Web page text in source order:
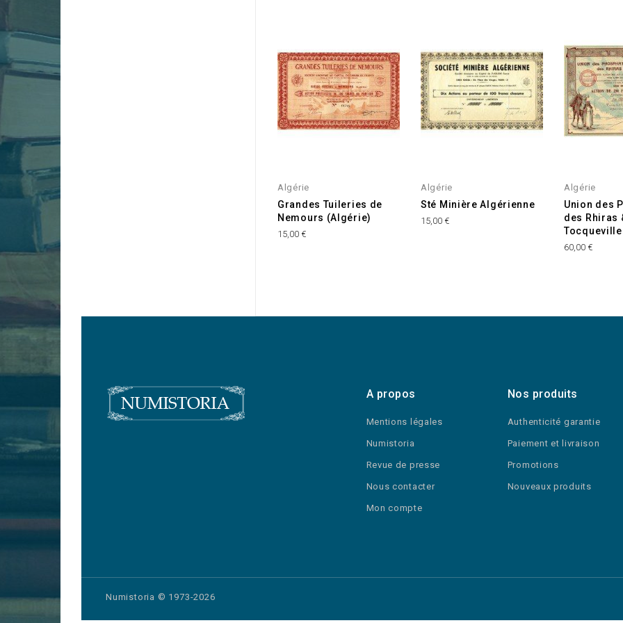
Algérie
Grandes Tuileries de
Nemours (Algérie)
15,00 €
Algérie
Sté Minière Algérienne
15,00 €
Algérie
Union des
des Rhiras
Tocqueville
60,00 €
A propos
Mentions légales
Numistoria
Revue de presse
Nous contacter
Mon compte
Nos produits
Authenticité garantie
Paiement et livraison
Promotions
Nouveaux produits
Numistoria © 1973-2026